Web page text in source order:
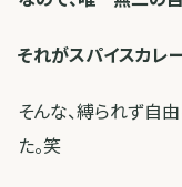
それがスパイスカレー
そんな、縛られず自
た。笑